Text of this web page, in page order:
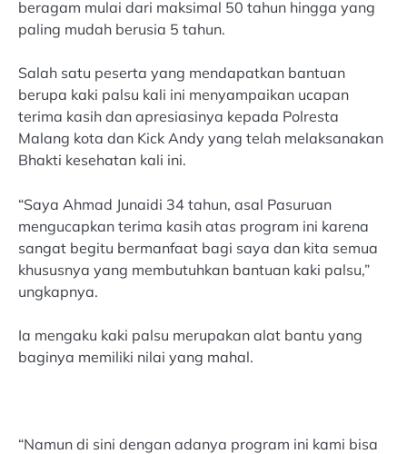
beragam mulai dari maksimal 50 tahun hingga yang
paling mudah berusia 5 tahun.
Salah satu peserta yang mendapatkan bantuan
berupa kaki palsu kali ini menyampaikan ucapan
terima kasih dan apresiasinya kepada Polresta
Malang kota dan Kick Andy yang telah melaksanakan
Bhakti kesehatan kali ini.
“Saya Ahmad Junaidi 34 tahun, asal Pasuruan
mengucapkan terima kasih atas program ini karena
sangat begitu bermanfaat bagi saya dan kita semua
khususnya yang membutuhkan bantuan kaki palsu,”
ungkapnya.
Ia mengaku kaki palsu merupakan alat bantu yang
baginya memiliki nilai yang mahal.
“Namun di sini dengan adanya program ini kami bisa